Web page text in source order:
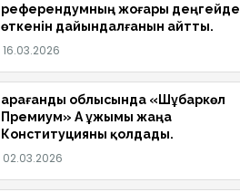
референдумның жоғары деңгейде
өткенін дайындалғанын айтты.
Қарағанды облысында «Шұбаркөл
Премиум» АҚ ұжымы жаңа
Конституцияны қолдады.